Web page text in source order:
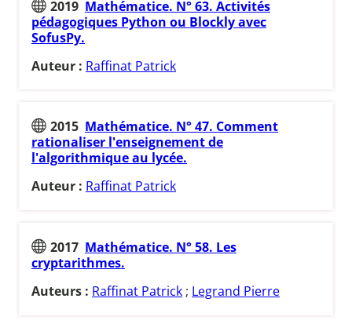
2019 Mathématice. N° 63. Activités
pédagogiques Python ou Blockly avec
SofusPy.
Auteur : Raffinat Patrick
2015 Mathématice. N° 47. Comment
rationaliser l'enseignement de
l'algorithmique au lycée.
Auteur : Raffinat Patrick
2017 Mathématice. N° 58. Les
cryptarithmes.
Auteurs : Raffinat Patrick ; Legrand Pierre